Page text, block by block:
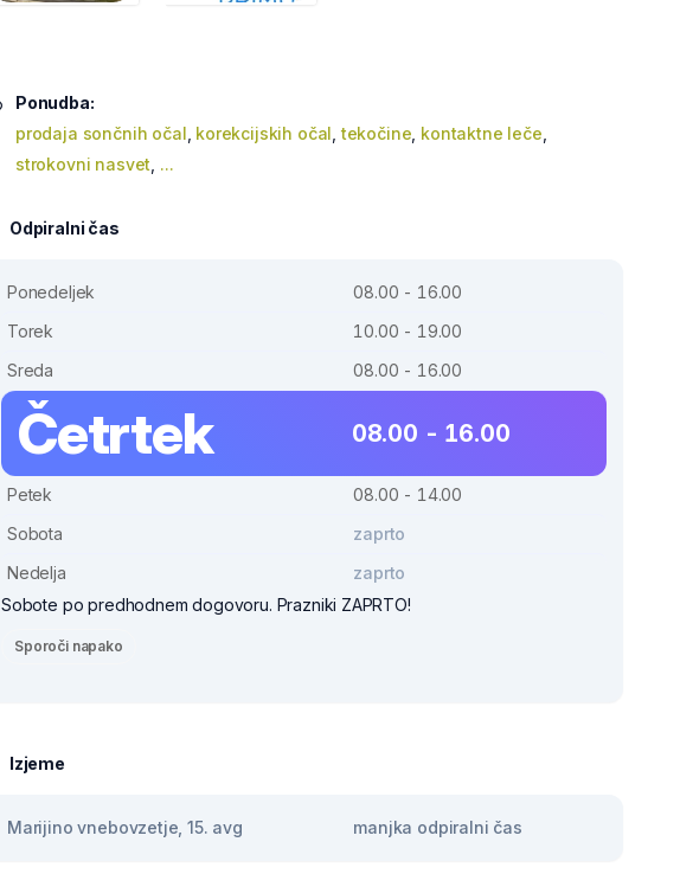
Ponudba:
prodaja sončnih očal korekcijskih očal ,tekočine kontaktne leče
strokovni nasvet ...
Odpiralni čas
Ponedeljek
08.00 - 16.00
Torek
10.00 - 19.00
Sreda
08.00 - 16.00
Četrtek 08.00 - 16.00
Petek
08.00 - 14.00
Sobota
zaprto
Nedelja
zaprto
Sobote po predhodnem dogovoru. Prazniki ZAPRTO!
Sporoči napako
Izjeme
Marijino vnebovzetje, 15. avg manjka odpiralni čas